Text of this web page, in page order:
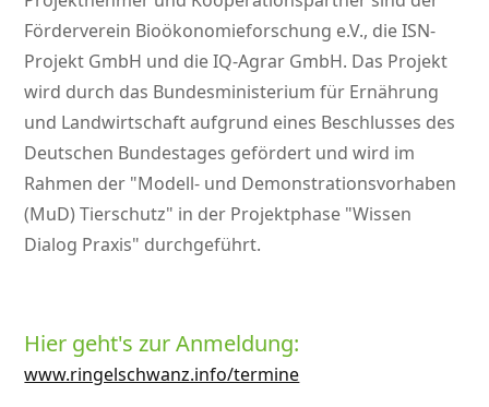
Förderverein Bioökonomieforschung e.V., die ISN-
Projekt GmbH und die IQ-Agrar GmbH. Das Projekt
wird durch das Bundesministerium für Ernährung
und Landwirtschaft aufgrund eines Beschlusses des
Deutschen Bundestages gefördert und wird im
Rahmen der Modell- und Demonstrationsvorhaben
(MuD) Tierschutz in der Projektphase Wissen
Dialog Praxis durchgeführt.
Hier geht's zur Anmeldung:
www.ringelschwanz.info/termine